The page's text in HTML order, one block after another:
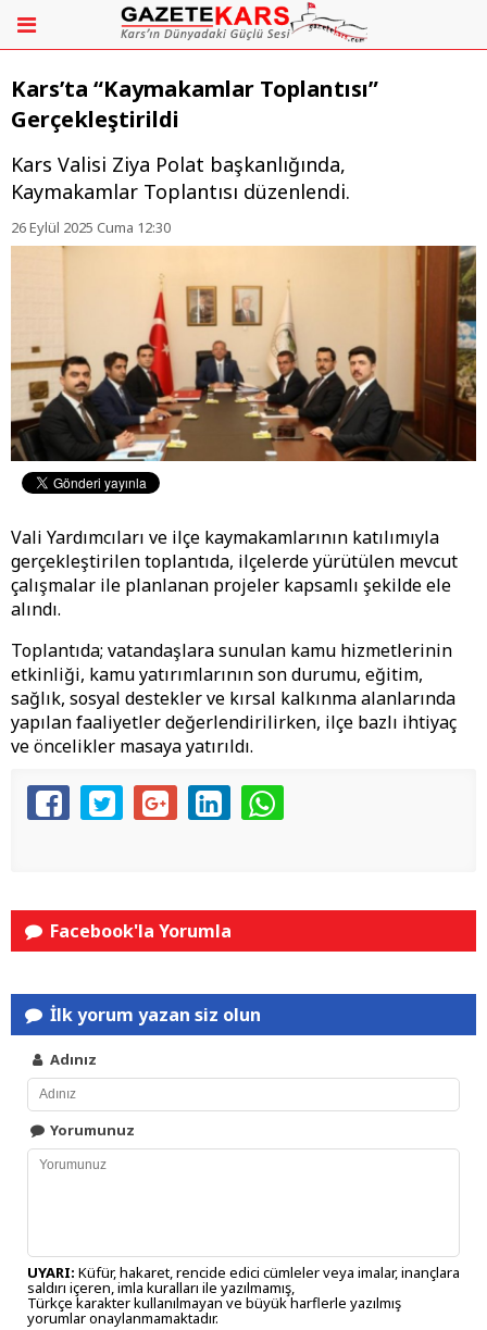
Kars’ta “Kaymakamlar Toplantısı”
Gerçekleştirildi
Kars Valisi Ziya Polat başkanlığında,
Kaymakamlar Toplantısı düzenlendi.
26 Eylül 2025 Cuma 12:30
Vali Yardımcıları ve ilçe kaymakamlarının katılımıyla
gerçekleştirilen toplantıda, ilçelerde yürütülen mevcut
çalışmalar ile planlanan projeler kapsamlı şekilde ele
alındı.
Toplantıda; vatandaşlara sunulan kamu hizmetlerinin
etkinliği, kamu yatırımlarının son durumu, eğitim,
sağlık, sosyal destekler ve kırsal kalkınma alanlarında
yapılan faaliyetler değerlendirilirken, ilçe bazlı ihtiyaç
ve öncelikler masaya yatırıldı.
Facebook'la Yorumla
İlk yorum yazan siz olun
Adınız
Yorumunuz
UYARI: Küfür, hakaret, rencide edici cümleler veya imalar, inançlara
saldırı içeren, imla kuralları ile yazılmamış,
Türkçe karakter kullanılmayan ve büyük harflerle yazılmış
yorumlar onaylanmamaktadır.